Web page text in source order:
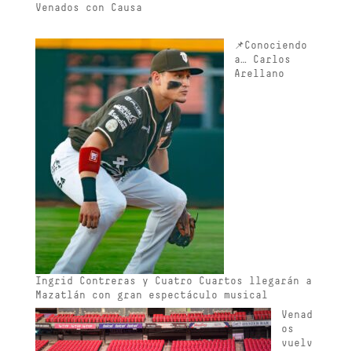
Venados con Causa
📌Conociendo
a… Carlos
Arellano
Ingrid Contreras y Cuatro Cuartos llegarán a
Mazatlán con gran espectáculo musical
Venad
os
vuelv